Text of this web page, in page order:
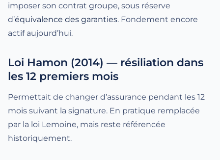
imposer son contrat groupe, sous réserve
d’équivalence des garanties. Fondement encore
actif aujourd’hui.
Loi Hamon (2014) — résiliation dans
les 12 premiers mois
Permettait de changer d’assurance pendant les 12
mois suivant la signature. En pratique remplacée
par la loi Lemoine, mais reste référencée
historiquement.